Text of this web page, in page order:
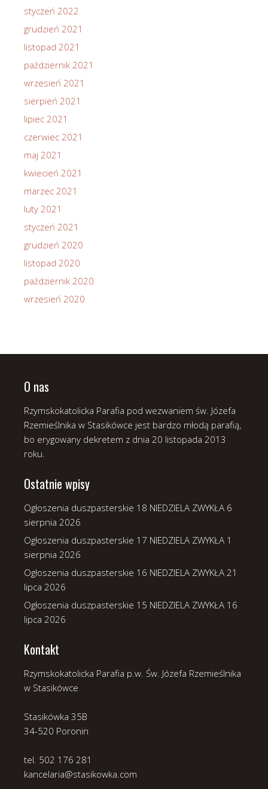
styczeń 2022
grudzień 2021
listopad 2021
październik 2021
wrzesień 2021
sierpień 2021
lipiec 2021
czerwiec 2021
maj 2021
kwiecień 2021
marzec 2021
luty 2021
styczeń 2021
grudzień 2020
listopad 2020
październik 2020
wrzesień 2020
O nas
Rzymskokatolicka Parafia pod wezwaniem św. Józefa
Rzemieślnika w Stasikówce jest bardzo młodą parafią,
bo erygowany dekretem z dnia 20 listopada 2013
roku.
Ostatnie wpisy
Ogłoszenia duszpasterskie 18 NIEDZIELA ZWYKŁA 6
sierpnia 2026
Ogłoszenia duszpasterskie 17 NIEDZIELA ZWYKŁA 1
sierpnia 2026
Ogłoszenia duszpasterskie 16 NIEDZIELA ZWYKŁA 21
lipca 2026
Ogłoszenia duszpasterskie 15 NIEDZIELA ZWYKŁA 16
lipca 2026
Kontakt
Rzymskokatolicka Parafia p.w. Św. Józefa Rzemieślnika
w Stasikówce
Stasikówka 35B
34-520 Poronin
tel. 502 176 281
kancelaria@stasikowka.com